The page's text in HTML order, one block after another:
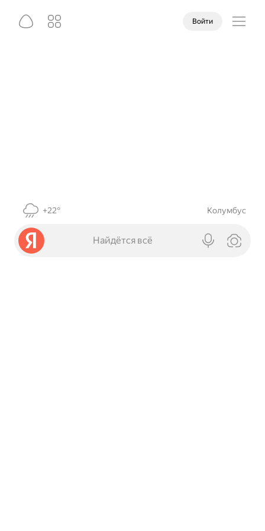
Войти
+22° Колумбус
Найдётся всё